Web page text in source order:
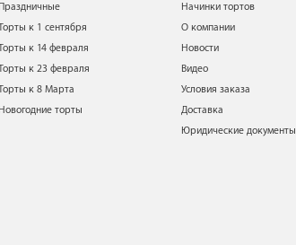
Праздничные
к 1 сентября
к 14 февраля
к 23 февраля
к 8 Марта
Новогодние торты
Начинки тортов
О компании
Новости
Видео
Условия заказа
Доставка
Юридические документы